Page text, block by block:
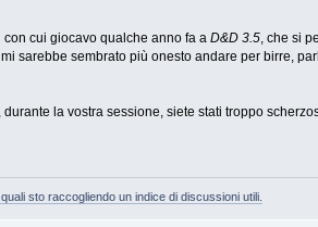
cui giocavo qualche anno fa a D&D 3.5, che si
sarebbe sembrato più onesto andare per birre,
la vostra sessione, siete stati troppo
quali sto raccogliendo un indice di discussioni utili.